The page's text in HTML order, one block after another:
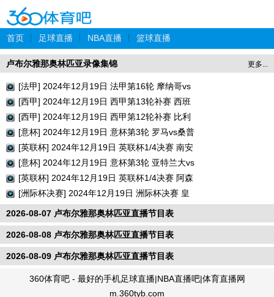
首页 足球直播 NBA直播 篮球直播
更多...
卢布尔雅那奥林匹亚录像集锦
[法甲] 2024年12月19日 法甲第16轮 摩纳哥vs
巴黎圣日耳曼 全场录像回放
[西甲] 2024年12月19日 西甲第13轮补赛 西班
牙人vs瓦伦西亚 全场录像回放
[西甲] 2024年12月19日 西甲第12轮补赛 比利
亚雷亚尔vs巴列卡诺 全场录像回放
[意杯] 2024年12月19日 意杯第3轮 罗马vs桑普
多利亚 全场录像回放
[英联杯] 2024年12月19日 英联杯1/4决赛 南安
普顿vs利物浦 全场录像回放
[意杯] 2024年12月19日 意杯第3轮 亚特兰大vs
切塞纳 全场录像回放
[英联杯] 2024年12月19日 英联杯1/4决赛 阿森
纳vs水晶宫 全场录像回放
[洲际杯决赛] 2024年12月19日 洲际杯决赛 皇
家马德里vs帕丘卡 全场录像回放
2026-08-07 卢布尔雅那奥林匹亚直播节目表
2026-08-08 卢布尔雅那奥林匹亚直播节目表
2026-08-09 卢布尔雅那奥林匹亚直播节目表
360体育吧 - 最好的手机足球直播|NBA直播吧|体育直播网
m.360tyb.com